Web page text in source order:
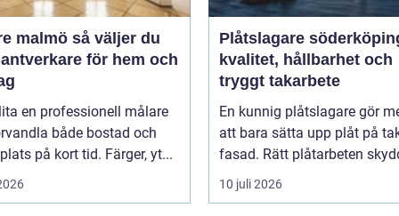
så väljer du
för hem och
en professionell målare
både bostad och
på kort tid. Färger, yt...
Plåtslagare
kvalitet, hållbarhet och
tryggt takarbete
En kunnig plåtslagare gör
att bara sätta upp plåt på
fasad. Rätt plåtarbeten
10 juli 2026